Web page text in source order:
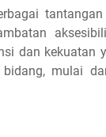
dan kekuatan
mulai